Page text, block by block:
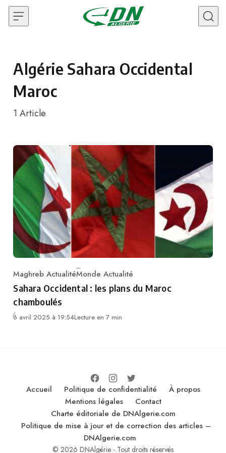
Skip to content
Algérie Sahara Occidental
Maroc
1 Article
Category
Maghreb ActualitéMonde Actualité
Sahara Occidental : les plans du Maroc
chamboulés
6 avril 2025 à 19:54Lecture en 7 min
Accueil Politique de confidentialité
À propos
Mentions légales
Contact
Charte éditoriale de DNAlgerie.com
Politique de mise à jour et de correction des articles –
DNAlgerie.com
© 2026 DNAlgérie - Tout droits réservés